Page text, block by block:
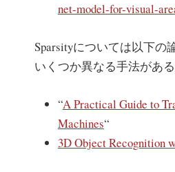
net-model-for-visual-
Sparsityについては以下の
いくつか異なる手法がある
“A Practical Guide to
Machines“
3D Object Recognition